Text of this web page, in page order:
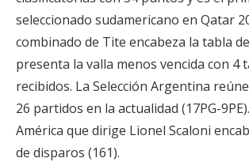
seleccionado sudamericano en Qatar
combinado de Tite encabeza la tabla
presenta la valla menos vencida con 4
recibidos. La Selección Argentina
26 partidos en la actualidad (17PG-
América que dirige Lionel Scaloni
de disparos (161).